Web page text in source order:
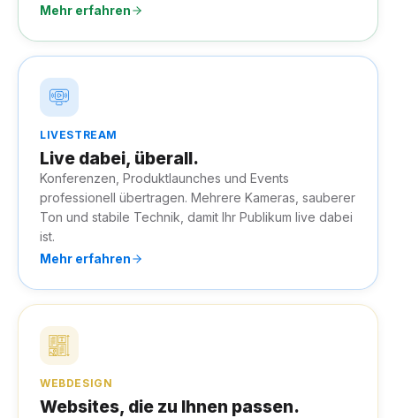
Mehr erfahren
LIVESTREAM
Live dabei, überall.
Konferenzen, Produktlaunches und Events
professionell übertragen. Mehrere Kameras, sauberer
Ton und stabile Technik, damit Ihr Publikum live dabei
ist.
Mehr erfahren
WEBDESIGN
Websites, die zu Ihnen passen.